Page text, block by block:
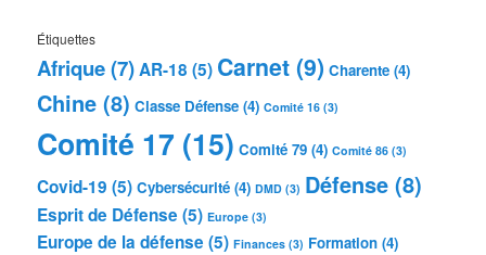
Étiquettes
Afrique(7)AR-18 (5) Carnet(9) Charente (4)
Chine (8) Classe Défense (4) Comité 16 (3)
Comité 17 (15) Comité 79 (4) Comité 86 (3)
Covid-19 (5) Cybersécurité (4) DMD (3) Défense (8)
Esprit de Défense (5) Europe (3)
Europe de la défense (5) Finances (3) Formation (4)